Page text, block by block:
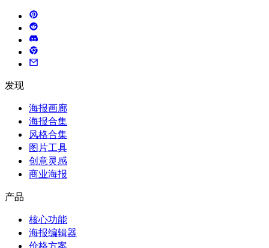
发现
海报画廊
海报合集
风格合集
图片工具
创意灵感
商业海报
产品
核心功能
海报编辑器